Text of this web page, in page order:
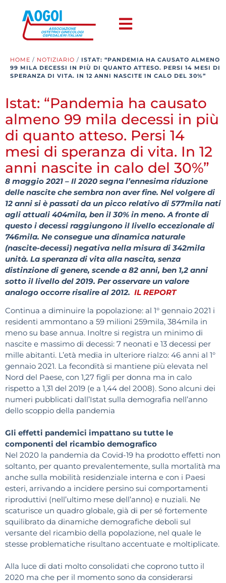
HOME / NOTIZIARIO / ISTAT: “PANDEMIA HA CAUSATO ALMENO
99 MILA DECESSI IN PIÙ DI QUANTO ATTESO. PERSI 14 MESI DI
SPERANZA DI VITA. IN 12 ANNI NASCITE IN CALO DEL 30%”
Istat: “Pandemia ha causato
almeno 99 mila decessi in più
di quanto atteso. Persi 14
mesi di speranza di vita. In 12
anni nascite in calo del 30%”
8 maggio 2021 – Il 2020 segna l’ennesima riduzione
delle nascite che sembra non aver fine. Nel volgere di
12 anni si è passati da un picco relativo di 577mila nati
agli attuali 404mila, ben il 30% in meno. A fronte di
questo i decessi raggiungono il livello eccezionale di
746mila. Ne consegue una dinamica naturale
(nascite-decessi) negativa nella misura di 342mila
unità. La speranza di vita alla nascita, senza
distinzione di genere, scende a 82 anni, ben 1,2 anni
sotto il livello del 2019. Per osservare un valore
analogo occorre risalire al 2012. IL REPORT
Continua a diminuire la popolazione: al 1° gennaio 2021 i
residenti ammontano a 59 milioni 259mila, 384mila in
meno su base annua. Inoltre si registra un minimo di
nascite e massimo di decessi: 7 neonati e 13 decessi per
mille abitanti. L’età media in ulteriore rialzo: 46 anni al 1°
gennaio 2021. La fecondità si mantiene più elevata nel
Nord del Paese, con 1,27 figli per donna ma in calo
rispetto a 1,31 del 2019 (e a 1,44 del 2008). Sono alcuni dei
numeri pubblicati dall’Istat sulla demografia nell’anno
dello scoppio della pandemia
Gli effetti pandemici impattano su tutte le
componenti del ricambio demografico
Nel 2020 la pandemia da Covid-19 ha prodotto effetti non
soltanto, per quanto prevalentemente, sulla mortalità ma
anche sulla mobilità residenziale interna e con i Paesi
esteri, arrivando a incidere persino sui comportamenti
riproduttivi (nell’ultimo mese dell’anno) e nuziali. Ne
scaturisce un quadro globale, già di per sé fortemente
squilibrato da dinamiche demografiche deboli sul
versante del ricambio della popolazione, nel quale le
stesse problematiche risultano accentuate e moltiplicate.
Alla luce di dati molto consolidati che coprono tutto il
2020 ma che per il momento sono da considerarsi